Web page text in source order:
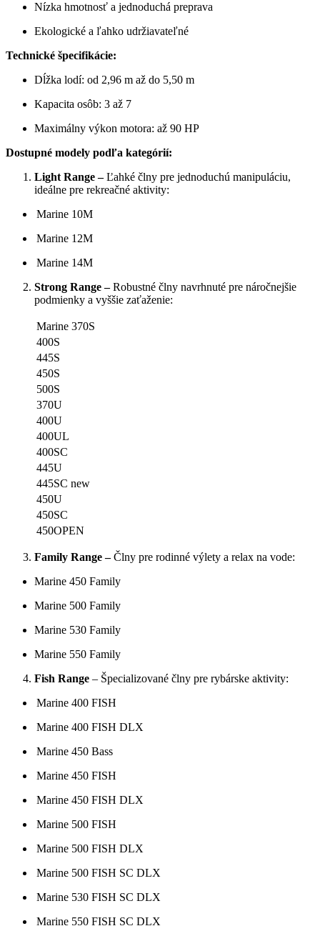
Nízka hmotnosť a jednoduchá preprava
Ekologické a ľahko udržiavateľné
Technické špecifikácie:
Dĺžka lodí: od 2,96 m až do 5,50 m
Kapacita osôb: 3 až 7
Maximálny výkon motora: až 90 HP
Dostupné modely podľa kategórií:
Light Range –Ľahké člny pre jednoduchú manipuláciu,
ideálne pre rekreačné aktivity:
Marine 10M
Marine 12M
Marine 14M
Strong Range –Robustné člny navrhnuté pre náročnejšie
podmienky a vyššie zaťaženie:
Marine 370S
400S
445S
450S
500S
370U
400U
400UL
400SC
445U
445SC new
450U
450SC
450OPEN
Family Range –Člny pre rodinné výlety a relax na vode:
Marine 450 Family
Marine 500 Family
Marine 530 Family
Marine 550 Family
Fish Range – Špecializované člny pre rybárske aktivity:
Marine 400 FISH
Marine 400 FISH DLX
Marine 450 Bass
Marine 450 FISH
Marine 450 FISH DLX
Marine 500 FISH
Marine 500 FISH DLX
Marine 500 FISH SC DLX
Marine 530 FISH SC DLX
Marine 550 FISH SC DLX